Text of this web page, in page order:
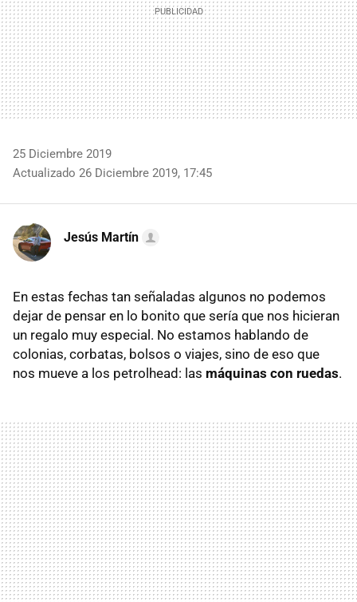
25 Diciembre 2019
Actualizado 26 Diciembre 2019, 17:45
Jesús Martín
En estas fechas tan señaladas algunos no podemos
dejar de pensar en lo bonito que sería que nos hicieran
un regalo muy especial. No estamos hablando de
colonias, corbatas, bolsos o viajes, sino de eso que
nos mueve a los petrolhead: las máquinas con ruedas.